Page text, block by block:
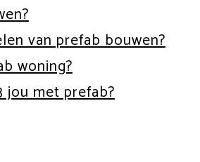
van prefab bouwen?
woning?
jou met prefab?